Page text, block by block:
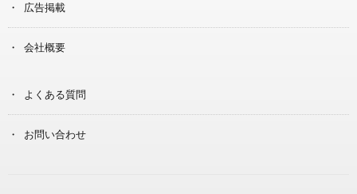
広告掲載
会社概要
よくある質問
お問い合わせ